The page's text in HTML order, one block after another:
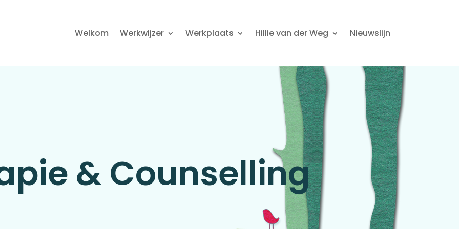
Welkom Werkwijzer Werkplaats Hillie van der Weg Nieuwslijn
& Counselling